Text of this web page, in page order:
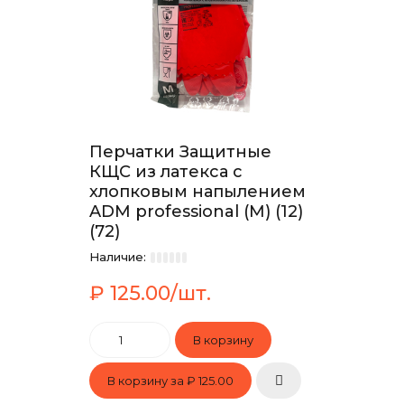
Перчатки Защитные
КЩС из латекса с
хлопковым напылением
ADM professional (М) (12)
(72)
Наличие:
₽ 125.00/шт.
В корзину за ₽ 125.00